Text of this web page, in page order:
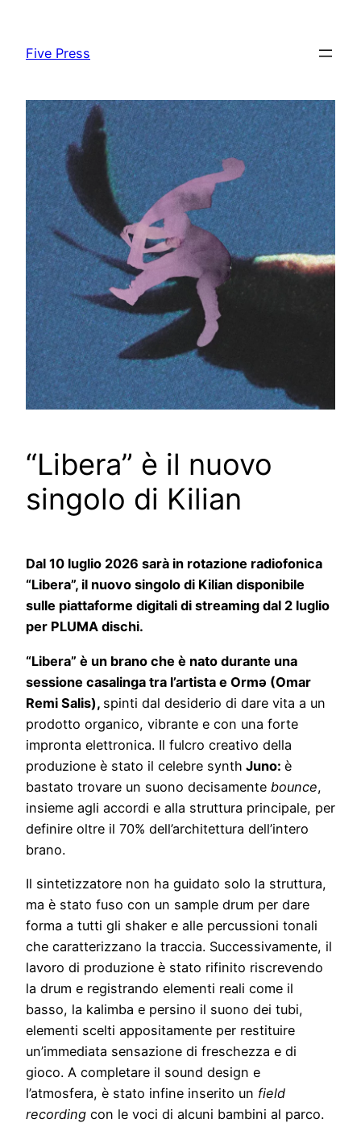
content
Five Press
“Libera” è il nuovo
singolo di Kilian
Dal 10 luglio 2026 sarà in rotazione radiofonica
“Libera”, il nuovo singolo di Kilian disponibile
sulle piattaforme digitali di streaming dal 2 luglio
per PLUMA dischi.
“Libera” è un brano che è nato durante una
sessione casalinga tra l’artista e Ormə (Omar
Remi Salis), spinti dal desiderio di dare vita a un
prodotto organico, vibrante e con una forte
impronta elettronica. Il fulcro creativo della
produzione è stato il celebre synth Juno: è
bastato trovare un suono decisamente bounce,
insieme agli accordi e alla struttura principale, per
definire oltre il 70% dell’architettura dell’intero
brano.
Il sintetizzatore non ha guidato solo la struttura,
ma è stato fuso con un sample drum per dare
forma a tutti gli shaker e alle percussioni tonali
che caratterizzano la traccia. Successivamente, il
lavoro di produzione è stato rifinito riscrevendo
la drum e registrando elementi reali come il
basso, la kalimba e persino il suono dei tubi,
elementi scelti appositamente per restituire
un’immediata sensazione di freschezza e di
gioco. A completare il sound design e
l’atmosfera, è stato infine inserito un field
recording con le voci di alcuni bambini al parco.